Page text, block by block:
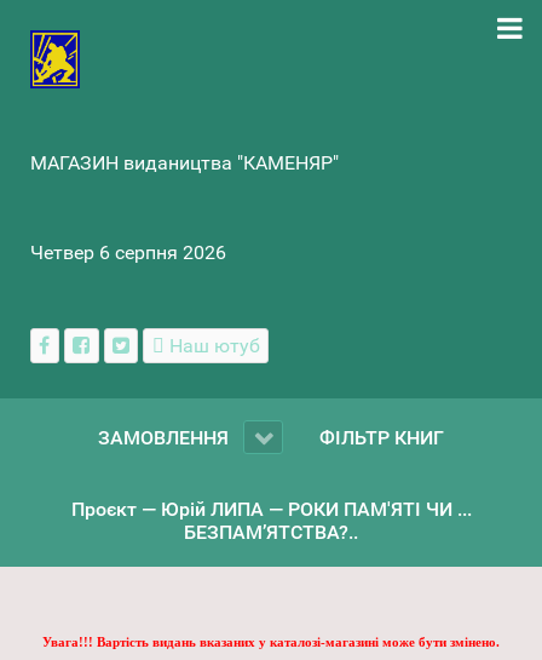
МАГАЗИН видаництва "КАМЕНЯР"
Четвер 6 серпня 2026
Наш ютуб
ЗАМОВЛЕННЯ ФІЛЬТР КНИГ
Проєкт — Юрій ЛИПА — РОКИ ПАМ'ЯТІ ЧИ ...
БЕЗПАМ’ЯТСТВА?..
Увага!!! Вартість видань вказаних у каталозі-магазині може бути змінено.